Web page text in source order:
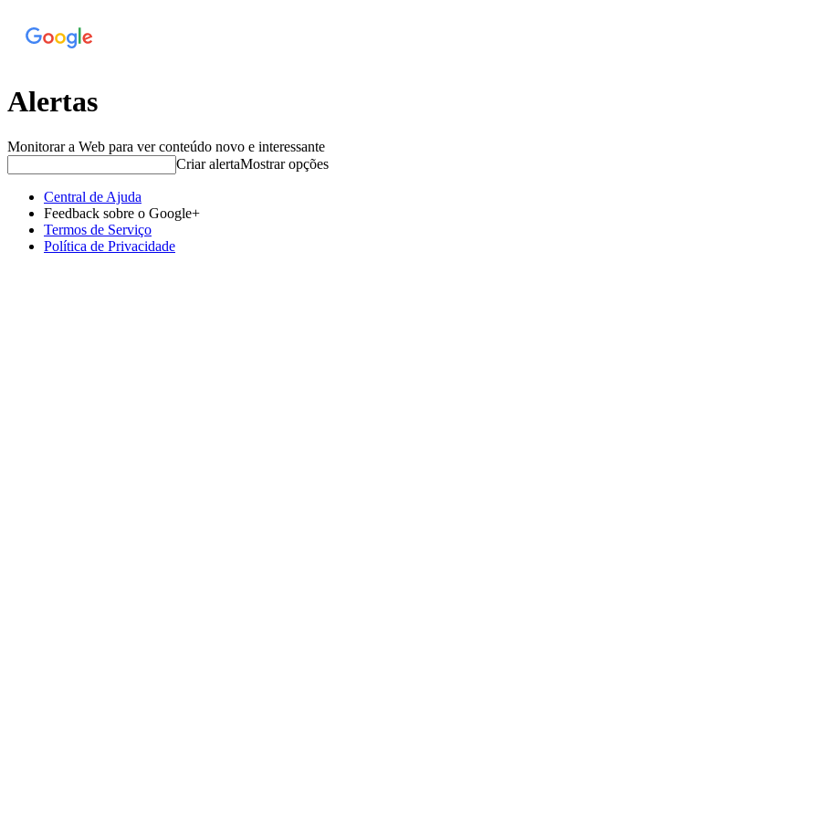
Alertas
Monitorar a Web para ver conteúdo novo e interessante
Criar alertaMostrar opções
Central de Ajuda
Feedback sobre o Google+
Termos de Serviço
Política de Privacidade